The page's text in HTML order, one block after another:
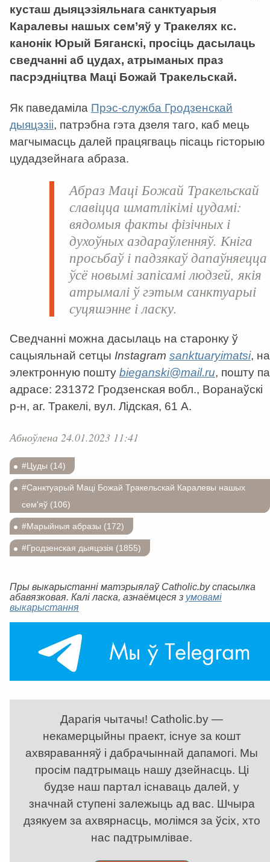
кусташ дыяцэзіяльнага санктуарыя
Каралевы нашых сем’яў у Тракелях кс.
канонік Юрый Бяганскі, просіць дасылаць
сведчанні аб цудах, атрыманых праз
пасрэдніцтва Маці Божай Тракельскай.
Як паведаміла Прэс-служба Гродзенскай
дыяцэзіі, патрэбна гэта дзеля таго, каб мець
магчымасць далей працягваць пісаць гісторыю
цудадзейнага абраза.
Абраз Маці Божай Тракельскай
славіцца шматлікімі цудамі:
вядомыя факты фізічных і
духоўных аздараўленняў. Кніга
просьбаў і падзякаў дапаўняецца
ўсё новымі запісамі людзей, якія
атрымалі ў гэтым санктуарыі
суцяшэнне і ласку.
Сведчанні можна дасылаць на старонку ў
сацыяльнай сетцы Instagram sanktuaryimatsi, на
электронную пошту bieganski@mail.ru, пошту па
адрасе: 231372 Гродзенская вобл., Воранаўскі
р-н, аг. Тракелі, вул. Лідская, 61 А.
Абноўлена 24.01.2023 11:41
#Цуды (14)
#Санктуарый Маці Божай Тракельскай Каралевы нашых
сем'яў (106)
#Марыйныя абразы (172)
#Гродзенская дыяцэзія (1855)
Пры выкарыстанні матэрыялаў Catholic.by спасылка
абавязковая. Калі ласка, азнаёмцеся з умовамі
выкарыстання
Дарагія чытачы! Catholic.by —
некамерцыйны праект, існуе за кошт
ахвяраванняў і дабрачыннай дапамогі. Мы
просім падтрымаць нашу дзейнасць. Ці
будзе наш партал існаваць далей, у
значнай ступені залежыць ад вас. Шчыра
дзякуем за ахвярнасць, молімся за ўсіх, хто
нас падтрымлівае.